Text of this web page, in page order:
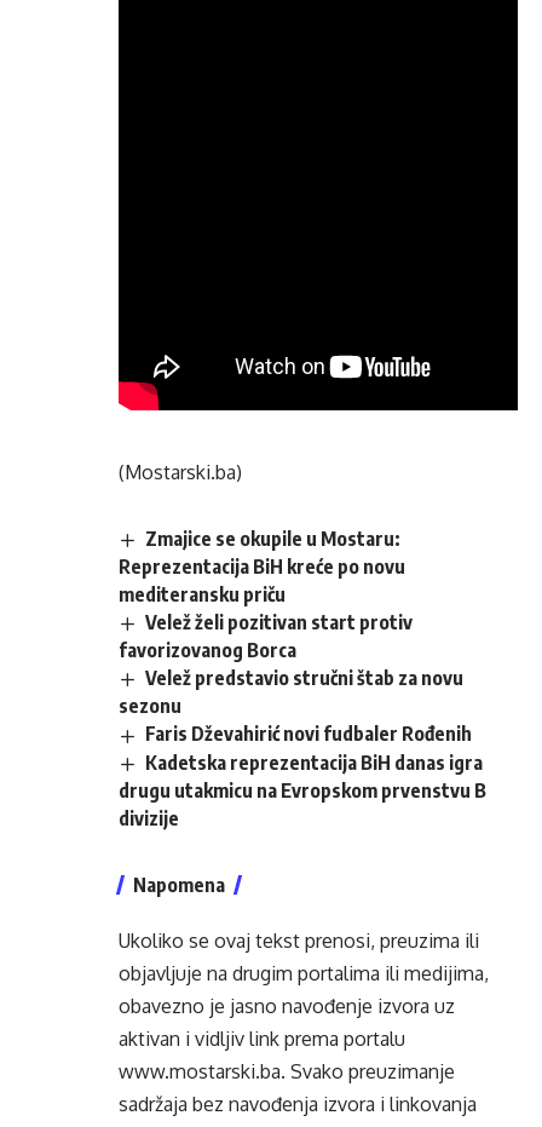
(Mostarski.ba)
Zmajice se okupile u Mostaru:
Reprezentacija BiH kreće po novu
mediteransku priču
Velež želi pozitivan start protiv
favorizovanog Borca
Velež predstavio stručni štab za novu
sezonu
Faris Dževahirić novi fudbaler Rođenih
Kadetska reprezentacija BiH danas igra
drugu utakmicu na Evropskom prvenstvu B
divizije
Napomena
Ukoliko se ovaj tekst prenosi, preuzima ili
objavljuje na drugim portalima ili medijima,
obavezno je jasno navođenje izvora uz
aktivan i vidljiv link prema portalu
www.mostarski.ba. Svako preuzimanje
sadržaja bez navođenja izvora i linkovanja